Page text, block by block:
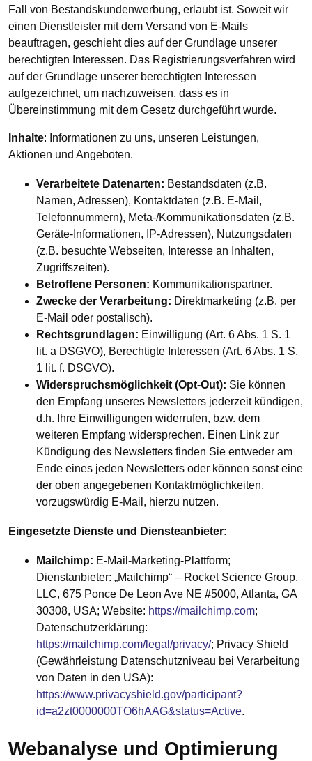
Fall von Bestandskundenwerbung, erlaubt ist. Soweit wir
einen Dienstleister mit dem Versand von E-Mails
beauftragen, geschieht dies auf der Grundlage unserer
berechtigten Interessen. Das Registrierungsverfahren wird
auf der Grundlage unserer berechtigten Interessen
aufgezeichnet, um nachzuweisen, dass es in
Übereinstimmung mit dem Gesetz durchgeführt wurde.
Inhalte: Informationen zu uns, unseren Leistungen,
Aktionen und Angeboten.
Verarbeitete Datenarten: Bestandsdaten (z.B.
Namen, Adressen), Kontaktdaten (z.B. E-Mail,
Telefonnummern), Meta-/Kommunikationsdaten (z.B.
Geräte-Informationen, IP-Adressen), Nutzungsdaten
(z.B. besuchte Webseiten, Interesse an Inhalten,
Zugriffszeiten).
Betroffene Personen: Kommunikationspartner.
Zwecke der Verarbeitung: Direktmarketing (z.B. per
E-Mail oder postalisch).
Rechtsgrundlagen: Einwilligung (Art. 6 Abs. 1 S. 1
lit. a DSGVO), Berechtigte Interessen (Art. 6 Abs. 1 S.
1 lit. f. DSGVO).
Widerspruchsmöglichkeit (Opt-Out): Sie können
den Empfang unseres Newsletters jederzeit kündigen,
d.h. Ihre Einwilligungen widerrufen, bzw. dem
weiteren Empfang widersprechen. Einen Link zur
Kündigung des Newsletters finden Sie entweder am
Ende eines jeden Newsletters oder können sonst eine
der oben angegebenen Kontaktmöglichkeiten,
vorzugswürdig E-Mail, hierzu nutzen.
Eingesetzte Dienste und Diensteanbieter:
Mailchimp: E-Mail-Marketing-Plattform;
Dienstanbieter: „Mailchimp“ – Rocket Science Group,
LLC, 675 Ponce De Leon Ave NE #5000, Atlanta, GA
30308, USA; Website: https://mailchimp.com;
Datenschutzerklärung:
https://mailchimp.com/legal/privacy/; Privacy Shield
(Gewährleistung Datenschutzniveau bei Verarbeitung
von Daten in den USA):
https://www.privacyshield.gov/participant?
id=a2zt0000000TO6hAAG&status=Active.
Webanalyse und Optimierung